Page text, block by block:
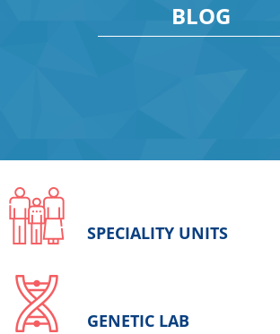
BLOG
SPECIALITY UNITS
GENETIC LAB